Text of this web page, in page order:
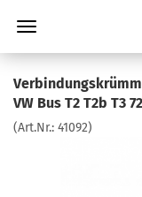
VW Bus T2 T2b T3
(Art.Nr.: 41092)